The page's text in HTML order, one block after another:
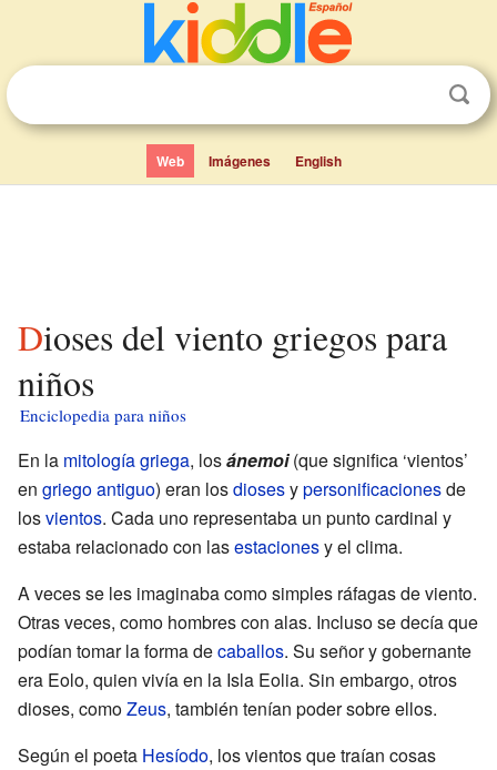
Web Imágenes English
Dioses del viento griegos para
niños
Enciclopedia para niños
En la mitología griega, losánemoi(que significa ‘vientos’
en griego antiguo) eran losdiosesypersonificacionesde
losvientos. Cada uno representaba un punto cardinal y
estaba relacionado con lasestacionesy el clima.
A veces se les imaginaba como simples ráfagas de viento.
Otras veces, como hombres con alas. Incluso se decía que
podían tomar la forma decaballos. Su señor y gobernante
era Eolo, quien vivía en la Isla Eolia. Sin embargo, otros
dioses, comoZeus, también tenían poder sobre ellos.
Según el poeta Hesíodo, los vientos que traían cosas